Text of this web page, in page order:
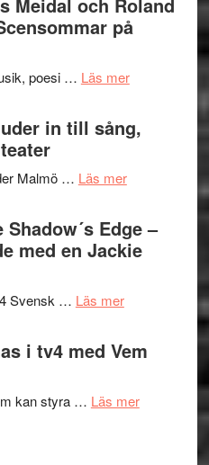
Delvis
bortom
terräng
–
på
poesi … Läs merom
Hannes
Pöntinen
avslutar
in till sång,
Malmö … Läs merom
in
till
och
Edge –
med en Jackie
4 Svensk … Läs merom
Filmrecension:
Shadow
Edge
i tv4 med Vem
kan styra … Läs merom